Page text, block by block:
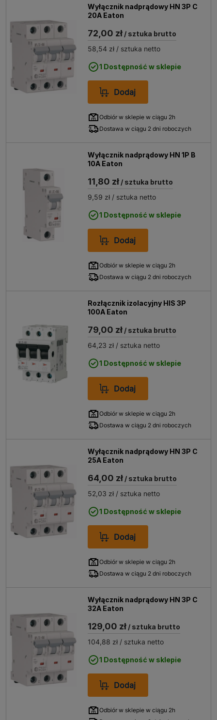
Wyłącznik nadprądowy HN 3P C
20A Eaton
72,00 zł / sztuka brutto
58,54 zł / sztuka netto
1 Dostępność w sklepie
Dodaj
Odbiór w sklepie w ciągu 2h
Dostawa w ciągu 2 dni roboczych
Wyłącznik nadprądowy HN 1P B
10A Eaton
11,80 zł / sztuka brutto
9,59 zł / sztuka netto
1 Dostępność w sklepie
Dodaj
Odbiór w sklepie w ciągu 2h
Dostawa w ciągu 2 dni roboczych
Rozłącznik izolacyjny HIS 3P
100A Eaton
79,00 zł / sztuka brutto
64,23 zł / sztuka netto
1 Dostępność w sklepie
Dodaj
Odbiór w sklepie w ciągu 2h
Dostawa w ciągu 2 dni roboczych
Wyłącznik nadprądowy HN 3P C
25A Eaton
64,00 zł / sztuka brutto
52,03 zł / sztuka netto
1 Dostępność w sklepie
Dodaj
Odbiór w sklepie w ciągu 2h
Dostawa w ciągu 2 dni roboczych
Wyłącznik nadprądowy HN 3P C
32A Eaton
129,00 zł / sztuka brutto
104,88 zł / sztuka netto
1 Dostępność w sklepie
Dodaj
Odbiór w sklepie w ciągu 2h